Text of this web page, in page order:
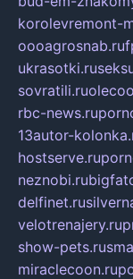
korolevremont-
oooagrosnab.ru
ukrasotki.ru
sovratili.ru
rbc-news.ru
13autor-
hostserve.ru
neznobi.ru
delfinet.ru
velotrenajery.ru
show-pets.ru
miraclecoon.ru